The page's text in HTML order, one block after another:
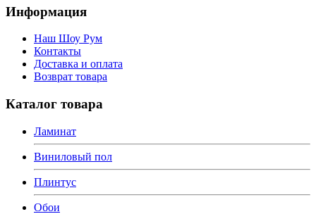
Информация
Наш Шоу Рум
Контакты
Доставка и оплата
Возврат товара
Каталог товара
Ламинат
Виниловый пол
Плинтус
Обои